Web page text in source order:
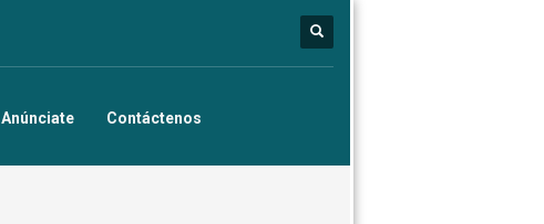
Anúnciate Contáctenos